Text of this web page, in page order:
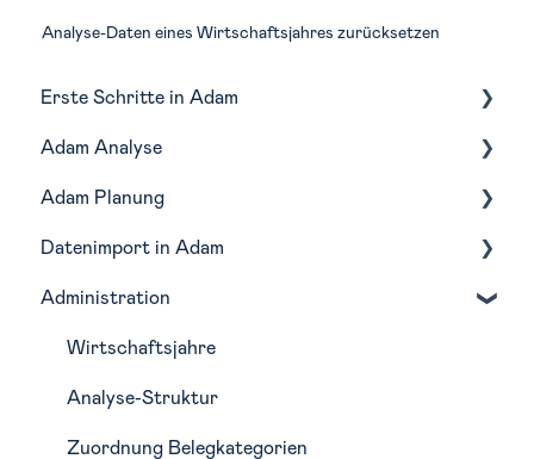
Analyse-Daten eines Wirtschaftsjahres zurücksetzen
Erste Schritte in Adam
Navigation
Monatliche Routine in Adam
Adam Analyse
Lagebericht
Profitabilität
Liquidität
Kostenstellen
BWA-Bericht
Adam Planung
Budgetierung
Forecasting
Szenarien
Planungsfunktionen
Planungsimport
Datenimport in Adam
Buchhaltungstools
Integrationen
Administration
Wirtschaftsjahre
Analyse-Struktur
Zuordnung Belegkategorien